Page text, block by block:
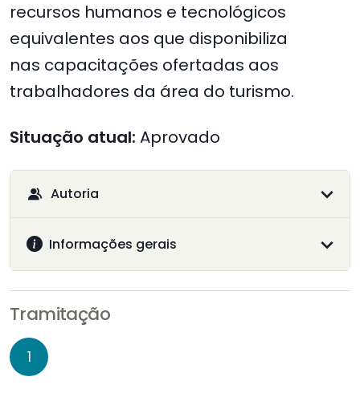
recursos humanos e tecnológicos
equivalentes aos que disponibiliza
nas capacitações ofertadas aos
trabalhadores da área do turismo.
Situação atual: Aprovado
Autoria
Informações gerais
Tramitação
1